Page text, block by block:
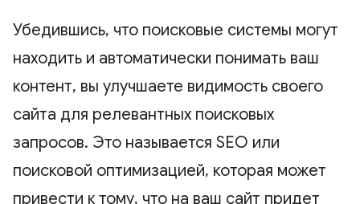
Убедившись, что поисковые системы могут
находить и автоматически понимать ваш
контент, вы улучшаете видимость своего
сайта для релевантных поисковых
запросов. Это называется SEO или
поисковой оптимизацией, которая может
привести к тому, что на ваш сайт придет